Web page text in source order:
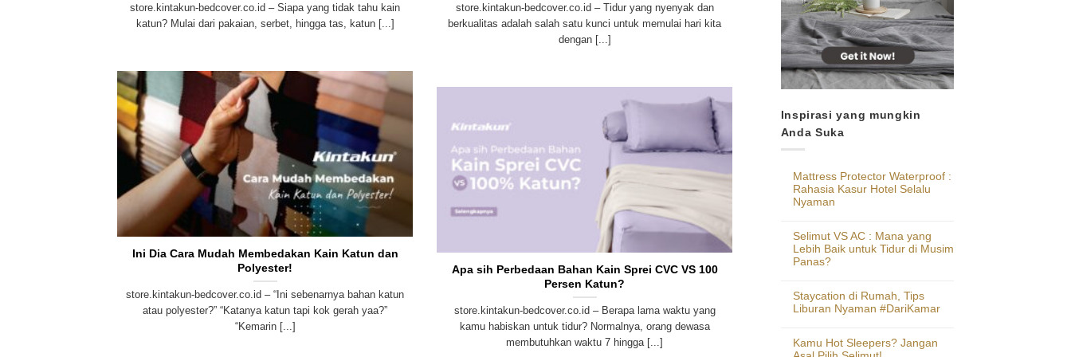
store.kintakun-bedcover.co.id – Siapa yang tidak tahu kain
katun? Mulai dari pakaian, serbet, hingga tas, katun [...]
store.kintakun-bedcover.co.id – Tidur yang nyenyak dan
berkualitas adalah salah satu kunci untuk memulai hari kita
dengan [...]
Ini Dia Cara Mudah Membedakan Kain Katun dan
Polyester!
store.kintakun-bedcover.co.id – “Ini sebenarnya bahan katun
atau polyester?” “Katanya katun tapi kok gerah yaa?”
“Kemarin [...]
Apa sih Perbedaan Bahan Kain Sprei CVC VS 100
Persen Katun?
store.kintakun-bedcover.co.id – Berapa lama waktu yang
kamu habiskan untuk tidur? Normalnya, orang dewasa
membutuhkan waktu 7 hingga [...]
Inspirasi yang mungkin
Anda Suka
Mattress Protector Waterproof :
Rahasia Kasur Hotel Selalu
Nyaman
Selimut VS AC : Mana yang
Lebih Baik untuk Tidur di Musim
Panas?
Staycation di Rumah, Tips
Liburan Nyaman #DariKamar
Kamu Hot Sleepers? Jangan